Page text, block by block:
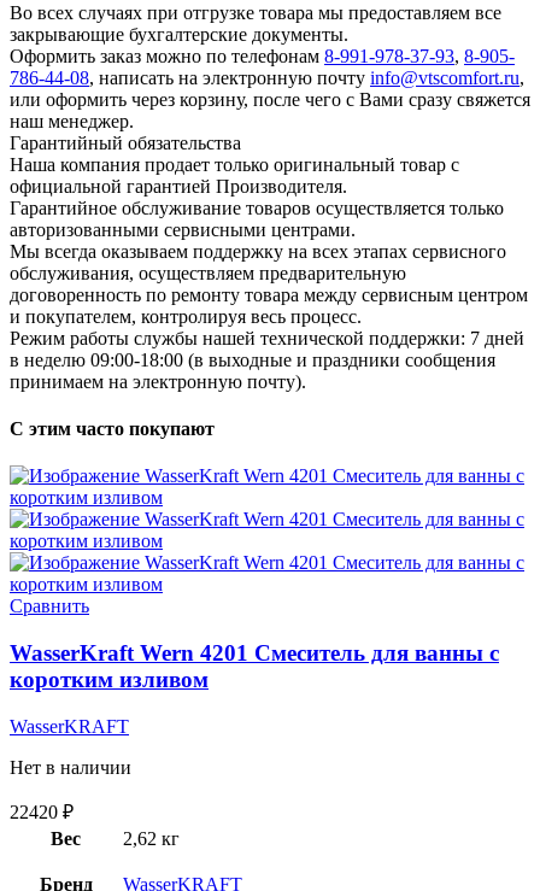
Во всех случаях при отгрузке товара мы предоставляем все
закрывающие бухгалтерские документы.
Оформить заказ можно по телефонам 8-991-978-37-93, 8-905-
786-44-08, написать на электронную почту info@vtscomfort.ru,
или оформить через корзину, после чего с Вами сразу свяжется
наш менеджер.
Гарантийный обязательства
Наша компания продает только оригинальный товар с
официальной гарантией Производителя.
Гарантийное обслуживание товаров осуществляется только
авторизованными сервисными центрами.
Мы всегда оказываем поддержку на всех этапах сервисного
обслуживания, осуществляем предварительную
договоренность по ремонту товара между сервисным центром
и покупателем, контролируя весь процесс.
Режим работы службы нашей технической поддержки: 7 дней
в неделю 09:00-18:00 (в выходные и праздники сообщения
принимаем на электронную почту).
С этим часто покупают
Сравнить
WasserKraft Wern 4201 Смеситель для ванны с
коротким изливом
WasserKRAFT
Нет в наличии
22420 ₽
Вес
2,62 кг
Бренд WasserKRAFT